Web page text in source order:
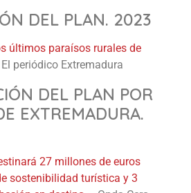
DEL PLAN. 2023
últimos paraísos rurales de
periódico Extremadura
DEL PLAN POR
EXTREMADURA.
27 millones de euros
sostenibilidad turística y 3